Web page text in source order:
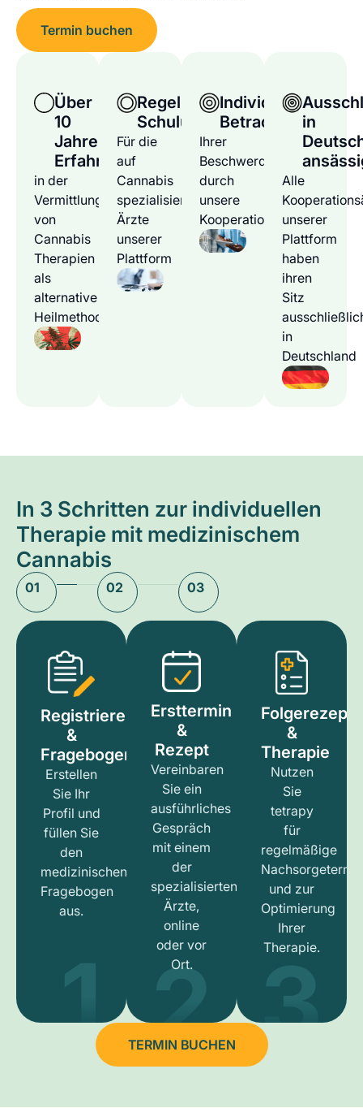
Termin buchen
Über
10
Jahre
Erfahrung
in der
Vermittlung
von
Cannabis
Therapien
als
alternative
Heilmethode
Regelmäßige
Schulungen
Für die
auf
Cannabis
spezialisierten
Ärzte
unserer
Plattform
Individuelle
Betrachtung
Ihrer
Beschwerden
durch
unsere
Kooperationsärzte
in
Alle
unserer
Plattform
haben
ihren
Sitz
in
Deutschland
In 3 Schritten zur individuellen
Therapie mit medizinischem
Cannabis
01 02 03
Registrieren
&
Fragebogen
Erstellen
Sie Ihr
Profil und
füllen Sie
den
medizinischen
Fragebogen
aus.
1
Ersttermin
&
Rezept
Vereinbaren
Sie ein
ausführliches
Gespräch
mit einem
der
spezialisierten
Ärzte,
online
oder vor
Ort.
2
Folgerezept
&
Therapie
Nutzen
Sie
tetrapy
für
regelmäßige
und zur
Optimierung
Ihrer
Therapie.
3
TERMIN BUCHEN